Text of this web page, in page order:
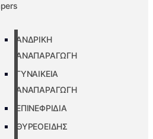
ΑΝΔΡΙΚΗ
ΑΝΑΠΑΡΑΓΩΓΗ
ΓΥΝΑΙΚΕΙΑ
ΑΝΑΠΑΡΑΓΩΓΗ
ΕΠΙΝΕΦΡΙΔΙΑ
ΘΥΡΕΟΕΙΔΗΣ